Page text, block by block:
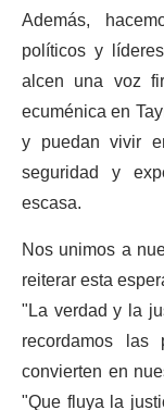
Además,
políticos y
alcen una voz
ecuménica en
y puedan vivir
seguridad y
escasa.
Nos unimos a
reiterar esta
"La verdad y la
recordamos
convierten en
"Que fluya la